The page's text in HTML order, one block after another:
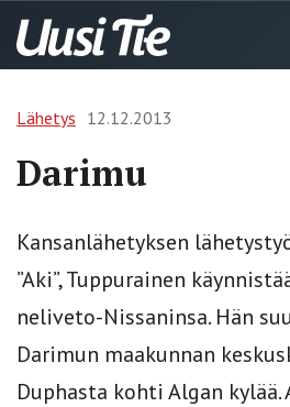
Lähetys 12.12.2013
Darimu
Kansanlähetyksen
”Aki”, Tuppurainen
neliveto-Nissaninsa. Hän
Darimun maakunnan
Duphasta kohti Algan kylää.